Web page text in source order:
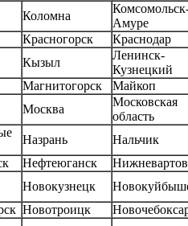
Коломна
Амуре
Красногорск
Краснодар
Кызыл
Ленинск-
Кузнецкий
Магнитогорск
Майкоп
Москва
Московская
область
Назрань
Нальчик
Нефтеюганск
Новокузнецк
Новотроицк